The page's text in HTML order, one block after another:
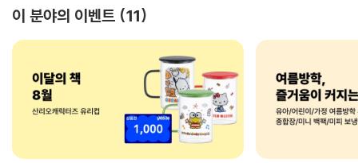
이 분야의 이벤트 11